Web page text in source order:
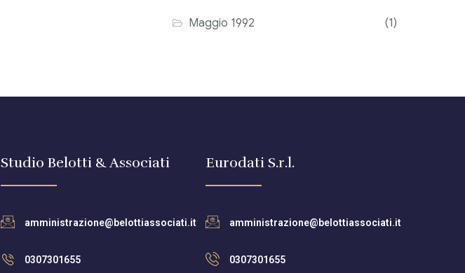
Maggio 1992 (1)
Studio Belotti & Associati
amministrazione@belottiassociati.it
0307301655
Eurodati S.r.l.
amministrazione@belottiassociati.it
0307301655